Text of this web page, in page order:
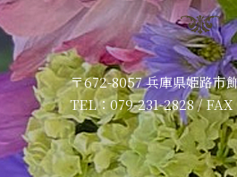
〒672-8057 兵庫県姫路市
TEL：079-231-2828 /